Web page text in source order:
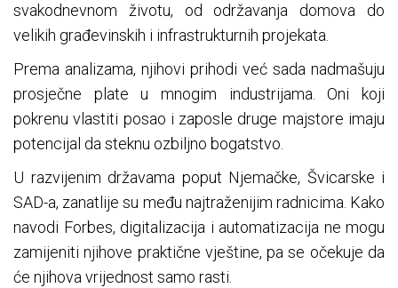
svakodnevnom životu, od održavanja domova do
velikih građevinskih i infrastrukturnih projekata.
Prema analizama, njihovi prihodi već sada nadmašuju
prosječne plate u mnogim industrijama. Oni koji
pokrenu vlastiti posao i zaposle druge majstore imaju
potencijal da steknu ozbiljno bogatstvo.
U razvijenim državama poput Njemačke, Švicarske i
SAD-a, zanatlije su među najtraženijim radnicima. Kako
navodi Forbes, digitalizacija i automatizacija ne mogu
zamijeniti njihove praktične vještine, pa se očekuje da
će njihova vrijednost samo rasti.